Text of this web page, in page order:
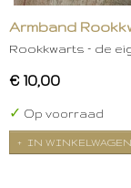
Armband
Rookkwarts – de
€ 10,00
✓ Op voorraad
IN WINKELWAGEN